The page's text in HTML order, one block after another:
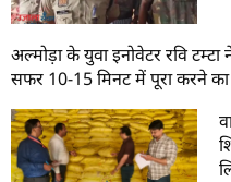
अल्मोड़ा के युवा इनोवेटर रवि
सफर 10-15 मिनट में पूरा करने का